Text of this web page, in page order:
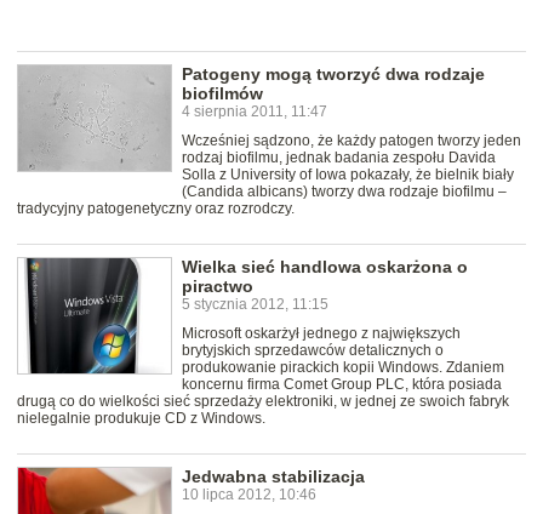
Patogeny mogą tworzyć dwa rodzaje
biofilmów
4 sierpnia 2011, 11:47
Wcześniej sądzono, że każdy patogen tworzy jeden
rodzaj biofilmu, jednak badania zespołu Davida
Solla z University of Iowa pokazały, że bielnik biały
(Candida albicans) tworzy dwa rodzaje biofilmu –
tradycyjny patogenetyczny oraz rozrodczy.
Wielka sieć handlowa oskarżona o
piractwo
5 stycznia 2012, 11:15
Microsoft oskarżył jednego z największych
brytyjskich sprzedawców detalicznych o
produkowanie pirackich kopii Windows. Zdaniem
koncernu firma Comet Group PLC, która posiada
drugą co do wielkości sieć sprzedaży elektroniki, w jednej ze swoich fabryk
nielegalnie produkuje CD z Windows.
Jedwabna stabilizacja
10 lipca 2012, 10:46